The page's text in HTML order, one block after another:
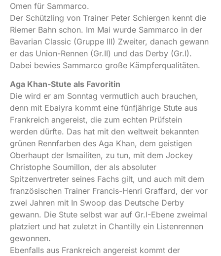
Omen für Sammarco.
Der Schützling von Trainer Peter Schiergen kennt die
Riemer Bahn schon. Im Mai wurde Sammarco in der
Bavarian Classic (Gruppe III) Zweiter, danach gewann
er das Union-Rennen (Gr.II) und das Derby (Gr.I).
Dabei bewies Sammarco große Kämpferqualitäten.
Aga Khan-Stute als Favoritin
Die wird er am Sonntag vermutlich auch brauchen,
denn mit Ebaiyra kommt eine fünfjährige Stute aus
Frankreich angereist, die zum echten Prüfstein
werden dürfte. Das hat mit den weltweit bekannten
grünen Rennfarben des Aga Khan, dem geistigen
Oberhaupt der Ismailiten, zu tun, mit dem Jockey
Christophe Soumillon, der als absoluter
Spitzenvertreter seines Fachs gilt, und auch mit dem
französischen Trainer Francis-Henri Graffard, der vor
zwei Jahren mit In Swoop das Deutsche Derby
gewann. Die Stute selbst war auf Gr.I-Ebene zweimal
platziert und hat zuletzt in Chantilly ein Listenrennen
gewonnen.
Ebenfalls aus Frankreich angereist kommt der